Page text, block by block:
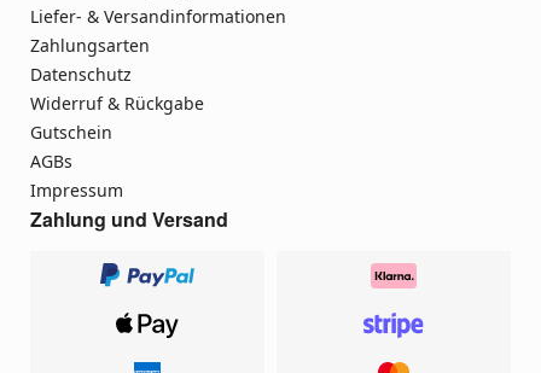
Liefer- & Versandinformationen
Zahlungsarten
Datenschutz
Widerruf & Rückgabe
Gutschein
AGBs
Impressum
Zahlung und Versand